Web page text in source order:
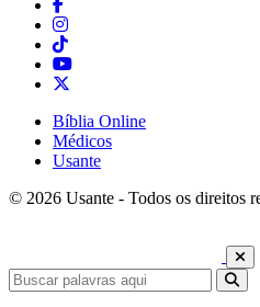
Bíblia Online
Médicos
Usante
© 2026 Usante - Todos os direitos